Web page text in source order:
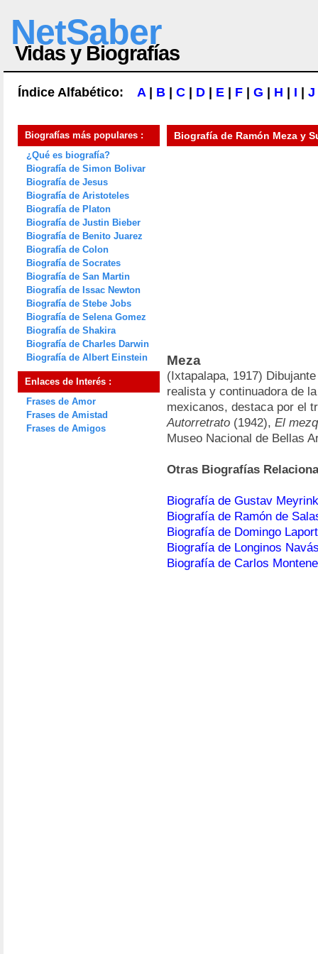
NetSaber
Vidas y Biografías
Índice Alfabético: A| B C D E F G H I J
Biografías más populares :
¿Qué es biografía?
Biografía de Simon Bolivar
Biografía de Jesus
Biografía de Aristoteles
Biografía de Platon
Biografía de Justin Bieber
Biografía de Benito Juarez
Biografía de Colon
Biografía de Socrates
Biografía de San Martin
Biografía de Issac Newton
Biografía de Stebe Jobs
Biografía de Selena Gomez
Biografía de Shakira
Biografía de Charles Darwin
Biografía de Albert Einstein
Enlaces de Interés :
Frases de Amor
Frases de Amistad
Frases de Amigos
Biografía de Ramón Meza y
Meza
(Ixtapalapa, 1917)
realista y continuadora de
mexicanos, destaca por el
Autorretrato (1942), El
Museo Nacional de Bellas
Otras Biografías
Biografía de Gustav Meyrink
Biografía de Ramón de
Biografía de Domingo
Biografía de Longinos
Biografía de Carlos